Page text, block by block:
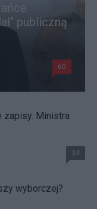
publiczną
60
zapisy. Ministra
34
wyborczej?